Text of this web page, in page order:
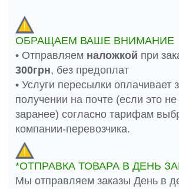
ОБРАЩАЕМ ВАШЕ ВНИМАНИЕ
• Отправляем наложкой при
300грн, без предоплат
• Услуги пересылки оплачивает
получении на почте (если это
заранее) согласно тарифам
компании-перевозчика.
*ОТПРАВКА ТОВАРА В ДЕНЬ
Мы отправляем заказы День в